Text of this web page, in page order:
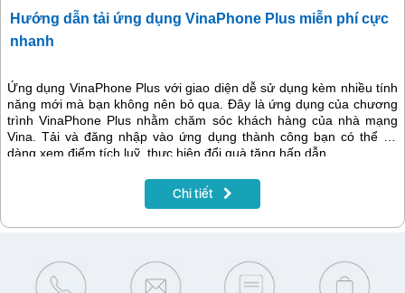
Hướng dẫn tải ứng dụng VinaPhone Plus miễn phí cực
nhanh
Ứng dụng VinaPhone Plus với giao diện dễ sử dụng kèm nhiều tính
năng mới mà bạn không nên bỏ qua. Đây là ứng dụng của chương
trình VinaPhone Plus nhằm chăm sóc khách hàng của nhà mạng
Vina. Tải và đăng nhập vào ứng dụng thành công bạn có thể dễ
dàng xem điểm tích luỹ, thực hiện đổi quà tặng hấp dẫn…
Chi tiết